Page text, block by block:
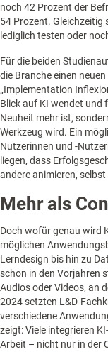
noch 42 Prozent der
54 Prozent. Gleichzeitig
lediglich testen oder
Für die beiden
die Branche einen
„Implementation
Blick auf KI wendet und
Neuheit mehr ist,
Werkzeug wird. Ein
Nutzerinnen und -
liegen, dass
andere animieren,
Mehr als
Doch wofür genau wird
möglichen
Lerndesign bis hin zu
schon in den Vorjahren
Audios oder Videos, an
2024 setzten L&D-
verschiedene
zeigt: Viele integrieren
Arbeit – nicht nur in der